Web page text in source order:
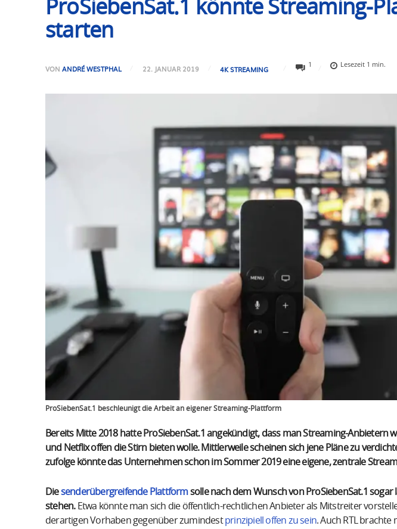
ProSiebenSat.1 könnte Streaming-
starten
VON ANDRÉ WESTPHAL 22. JANUAR 2019 4K STREAMING
1 Lesezeit 1 min.
ProSiebenSat.1 beschleunigt die Arbeit an eigener Streaming-Plattform
Bereits Mitte 2018 hatte ProSiebenSat.1 angekündigt, dass man Streaming-Anbietern
und Netflix offen die Stirn bieten wolle. Mittlerweile scheinen sich jene Pläne zu
zufolge könnte das Unternehmen schon im Sommer 2019 eine eigene, zentrale
Diesenderübergreifende Plattformsolle nach dem Wunsch von ProSiebenSat.1
stehen.Etwa könnte man sich die öffentlich-rechtlichen Anbieter als Mitstreiter
derartigen Vorhaben gegenüber zumindestprinzipiell offen zu sein. Auch RTL brachte